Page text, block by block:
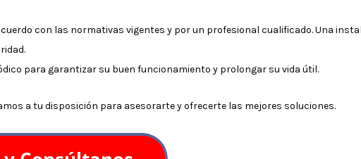
con las normativas vigentes y por un profesional cualificado. Una
para garantizar su buen funcionamiento y prolongar su vida útil.
a tu disposición para asesorarte y ofrecerte las mejores soluciones.